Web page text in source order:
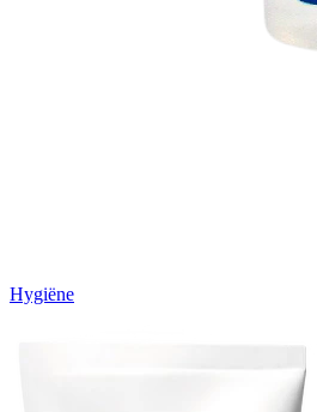
Hygiëne